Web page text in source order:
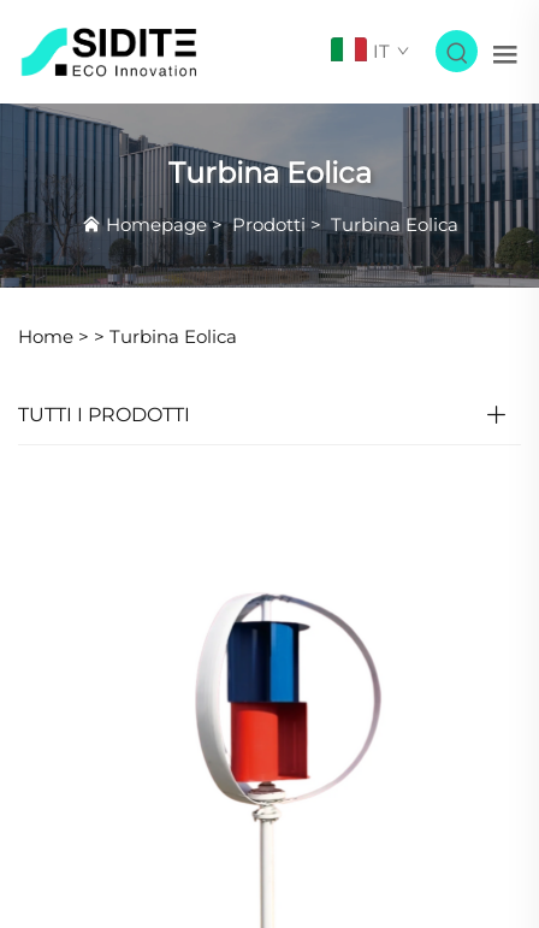
IT
Turbina Eolica
Homepage>Prodotti >Turbina Eolica
Home > > Turbina Eolica
TUTTI I PRODOTTI